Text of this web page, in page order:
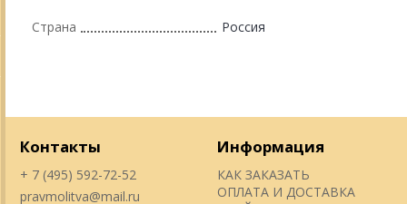
Страна Россия
Контакты
+ 7 (495) 592-72-52
pravmolitva@mail.ru
Информация
КАК ЗАКАЗАТЬ
ОПЛАТА И ДОСТАВКА